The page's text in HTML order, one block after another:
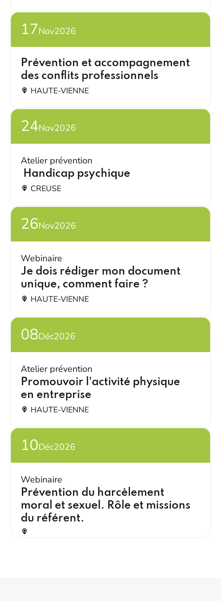
17Nov2026
Prévention et accompagnement
des conflits professionnels
HAUTE-VIENNE
24Nov2026
Atelier prévention
Handicap psychique
CREUSE
26Nov2026
Webinaire
Je dois rédiger mon document
unique, comment faire ?
HAUTE-VIENNE
08Déc2026
Atelier prévention
Promouvoir l'activité physique
en entreprise
HAUTE-VIENNE
10Déc2026
Webinaire
Prévention du harcèlement
moral et sexuel. Rôle et missions
du référent.